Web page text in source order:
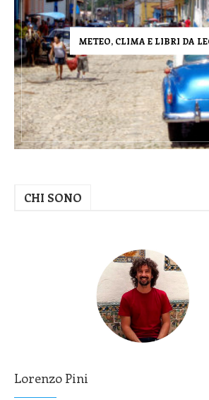
METEO, CLIMA E LIBRI DA
CHI SONO
Lorenzo Pini